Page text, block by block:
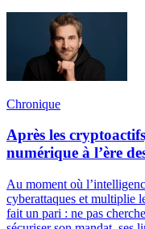
Chronique
Après les
numérique à l’ère
Au moment où
cyberattaques et multiplie
fait un pari : ne pas